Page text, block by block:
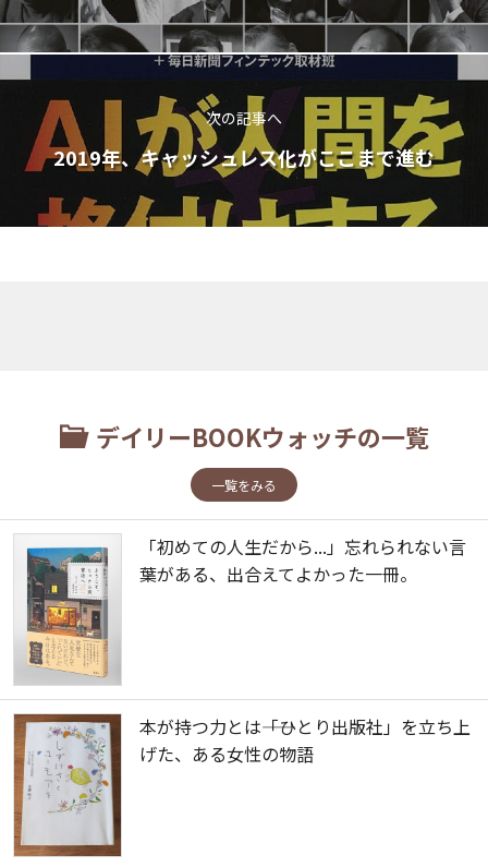
次の記事へ
2019年、キャッシュレス化がここまで進む
デイリーBOOKウォッチの一覧
一覧をみる
「初めての人生だから...」忘れられない言
葉がある、出合えてよかった一冊。
本が持つ力とは――「ひとり出版社」を立ち上
げた、ある女性の物語